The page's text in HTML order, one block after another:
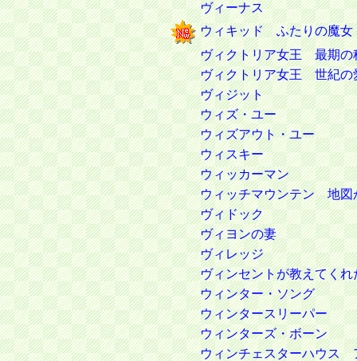
ヴィーナス
ウィキッド ふたりの魔女
ヴィクトリア女王 最期の
ヴィクトリア女王 世紀の
ヴィジット
ウィズ・ユー
ウィズアウト・ユー
ウィスキー
ウィッカーマン
ウィッチマウンテン 地図
ヴィドック
ヴィヨンの妻
ヴィレッジ
ヴィンセントが教えてくれ
ウィンター・ソング
ウィンタースリーパー
ウィンターズ・ボーン
ウィンチェスターハウス